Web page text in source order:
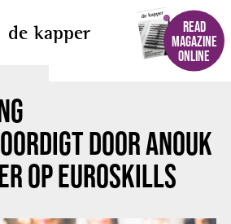
de kapper
READ
MAGAZINE
ONLINE
DOOR ANOUK
OP EUROSKILLS